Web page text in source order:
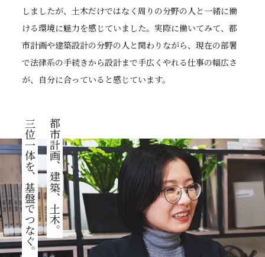
しましたが、土木だけではなく周りの分野の人と一緒に働
ける環境に魅力を感じていました。実際に働いてみて、都
市計画や建築設計の分野の人と関わりながら、現在の部署
で法律系の手続きから設計まで手広くやれる仕事の幅広さ
が、自分に合っていると感じています。
都市計画、建築、土木。
三位一体を、基盤でつなぐ。